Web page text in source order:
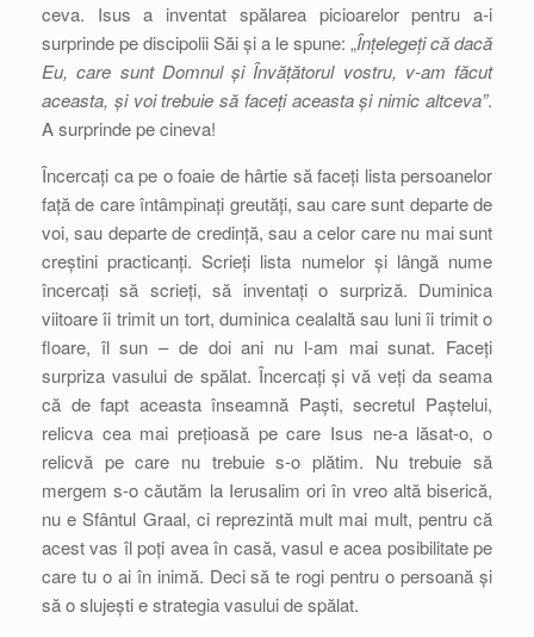
ceva. Isus a inventat spălarea picioarelor pentru a-i
surprinde pe discipolii Săi și a le spune: „Înțelegeți că dacă
Eu, care sunt Domnul și Învățătorul vostru, v-am făcut
aceasta, și voi trebuie să faceți aceasta și nimic altceva”.
A surprinde pe cineva!
Încercați ca pe o foaie de hârtie să faceți lista persoanelor
față de care întâmpinați greutăți, sau care sunt departe de
voi, sau departe de credință, sau a celor care nu mai sunt
creștini practicanți. Scrieți lista numelor și lângă nume
încercați să scrieți, să inventați o surpriză. Duminica
viitoare îi trimit un tort, duminica cealaltă sau luni îi trimit o
floare, îl sun – de doi ani nu l-am mai sunat. Faceți
surpriza vasului de spălat. Încercați și vă veți da seama
că de fapt aceasta înseamnă Paști, secretul Paștelui,
relicva cea mai prețioasă pe care Isus ne-a lăsat-o, o
relicvă pe care nu trebuie s-o plătim. Nu trebuie să
mergem s-o căutăm la Ierusalim ori în vreo altă biserică,
nu e Sfântul Graal, ci reprezintă mult mai mult, pentru că
acest vas îl poți avea în casă, vasul e acea posibilitate pe
care tu o ai în inimă. Deci să te rogi pentru o persoană și
să o slujești e strategia vasului de spălat.